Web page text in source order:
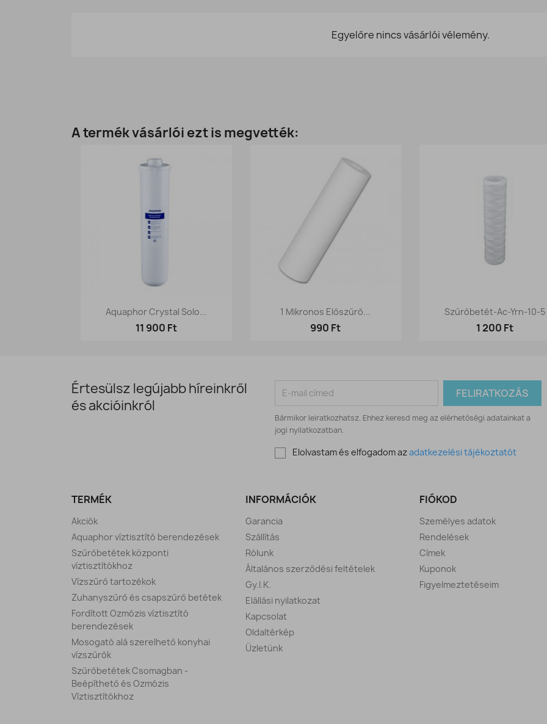
Egyelőre nincs vásárlói vélemény.
A termék vásárlói ezt is megvették:
Előnézet
Aquaphor Crystal Solo...
11 900 Ft
Előnézet
1 Mikronos Előszűrő...
990 Ft
Előnézet
Szűrőbetét-Ac-Yrn-10-5
1 200 Ft
Értesülsz legújabb híreinkről
és akcióinkról
Bármikor leiratkozhatsz. Ehhez keresd meg az elérhetőségi adatainkat a
jogi nyilatkozatban.
Elolvastam és elfogadom azadatkezelési tájékoztatót
TERMÉK
Akciók
Aquaphor víztisztító berendezések
Szűrőbetétek központi
víztisztítókhoz
Vízszűrő tartozékok
Zuhanyszűrő és csapszűrő betétek
Fordított Ozmózis víztisztító
berendezések
Mosogató alá szerelhető konyhai
vízszűrők
Szűrőbetétek Csomagban -
Beépíthető és Ozmózis
Víztisztítókhoz
INFORMÁCIÓK
Garancia
Szállítás
Rólunk
Általános szerződési feltételek
Gy.I.K.
Elállási nyilatkozat
Kapcsolat
Oldaltérkép
Üzletünk
FIÓKOD
Személyes adatok
Rendelések
Címek
Kuponok
Figyelmeztetéseim